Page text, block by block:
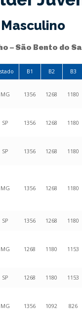
– São Bento do
B1 B2 B3
MG 1356 1268 1180
SP 1356 1268 1180
SP 1356 1268 1180
MG 1356 1268 1180
SP 1356 1268 1180
MG 1268 1180 1153
SP 1268 1180 1153
MG 1356 1092 826